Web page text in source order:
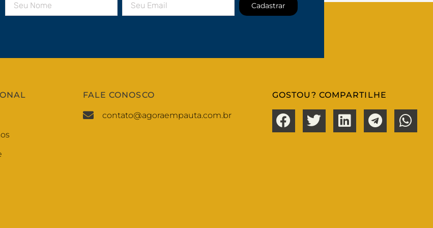
Cadastrar
FALE CONOSCO
contato@agoraempauta.com.br
GOSTOU? COMPARTILHE